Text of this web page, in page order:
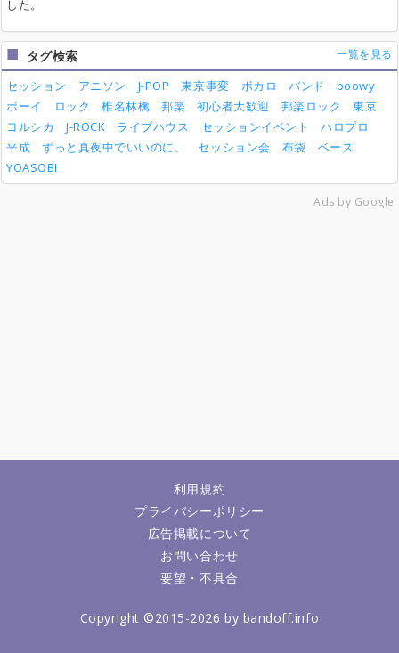
した。
タグ検索 一覧を見る
セッション アニソン J-POP 東京事変 ボカロ バンド
boowy
ボーイ
ロック 椎名林檎 邦楽 初心者大歓迎 邦楽ロック
東京
ヨルシカ
J-ROCK ライブハウス セッションイベント
ハロプロ
平成
ずっと真夜中でいいのに。 セッション会 布袋
ベース
YOASOBI
Ads by Google
利用規約
プライバシーポリシー
広告掲載について
お問い合わせ
要望・不具合
Copyright ©2015-2026 by bandoff.info